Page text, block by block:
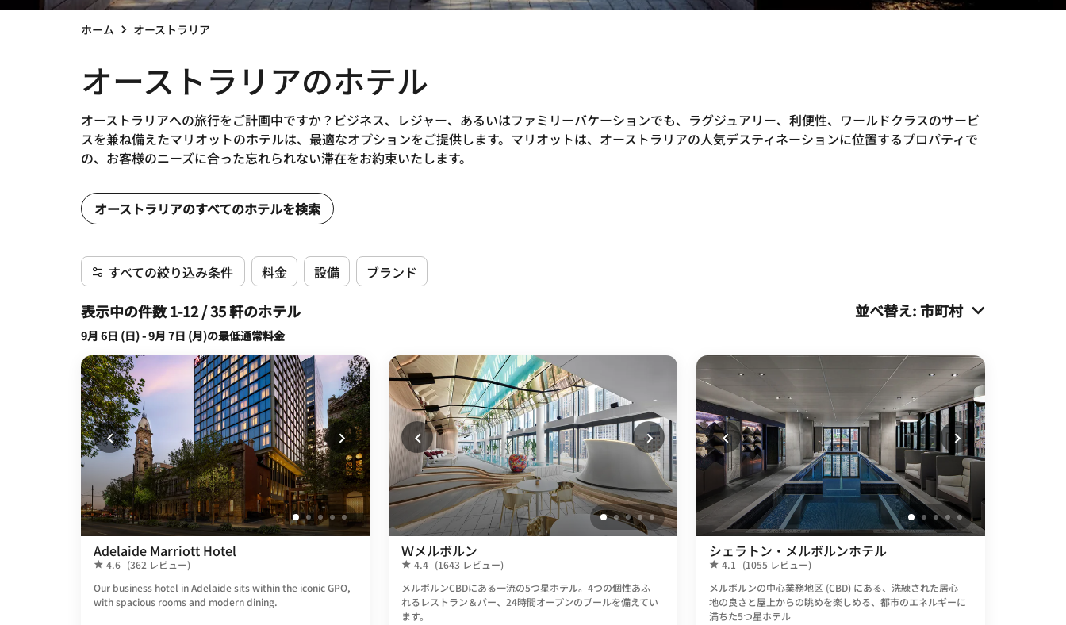
ホーム オーストラリア
オーストラリアのホテル
オーストラリアへの旅行をご計画中ですか？ビジネス、レジャー、あるいはファミリーバケーションでも、ラグジュアリー、利便性、ワールドクラスのサービ
スを兼ね備えたマリオットのホテルは、最適なオプションをご提供します。マリオットは、オーストラリアの人気デスティネーションに位置するプロパティで
の、お客様のニーズに合った忘れられない滞在をお約束いたします。
オーストラリアのすべてのホテルを検索
すべての絞り込み条件 料金 設備 ブランド
表示中の件数 1-12 / 35 軒のホテル 並べ替え:市町村
9月 6日 (日) - 9月 7日 (月)の最低通常料金
Adelaide Marriott Hotel
4.6 (362 レビュー)
Our business hotel in Adelaide sits within the iconic GPO,
with spacious rooms and modern dining.
Ｗメルボルン
4.4 (1643 レビュー)
メルボルンCBDにある一流の5つ星ホテル。4つの個性あふ
れるレストラン＆バー、24時間オープンのプールを備えてい
ます。
シェラトン・メルボルンホテル
4.1
(1055 レビュー)
メルボルンの中心業務地区 (CBD) にある、洗練された居心
地の良さと屋上からの眺めを楽しめる、都市のエネルギーに
満ちた5つ星ホテル